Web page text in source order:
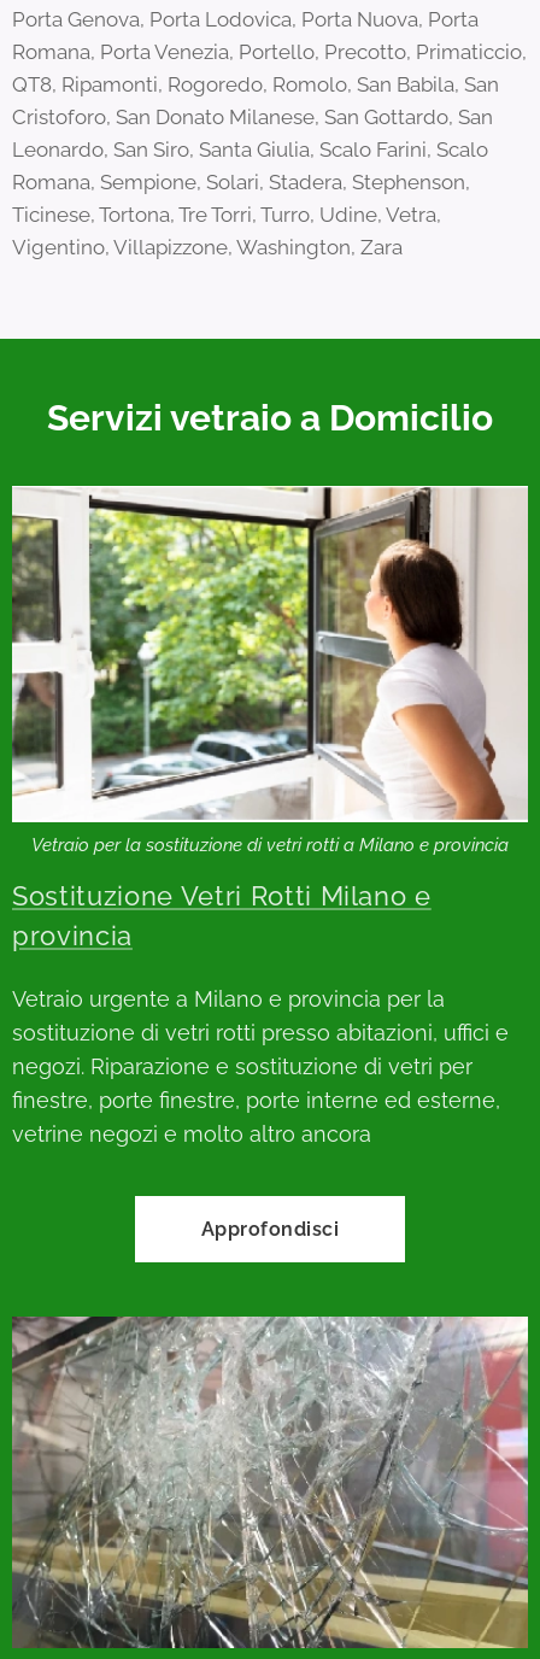
Porta Genova, Porta Lodovica, Porta Nuova, Porta
Romana, Porta Venezia, Portello, Precotto, Primaticcio,
QT8, Ripamonti, Rogoredo, Romolo, San Babila, San
Cristoforo, San Donato Milanese, San Gottardo, San
Leonardo, San Siro, Santa Giulia, Scalo Farini, Scalo
Romana, Sempione, Solari, Stadera, Stephenson,
Ticinese, Tortona, Tre Torri, Turro, Udine, Vetra,
Vigentino, Villapizzone, Washington, Zara
Servizi vetraio a Domicilio
Vetraio per la sostituzione di vetri rotti a Milano e provincia
Sostituzione Vetri Rotti Milano e
provincia
Vetraio urgente a Milano e provincia per la
sostituzione di vetri rotti presso abitazioni, uffici e
negozi. Riparazione e sostituzione di vetri per
finestre, porte finestre, porte interne ed esterne,
vetrine negozi e molto altro ancora
Approfondisci